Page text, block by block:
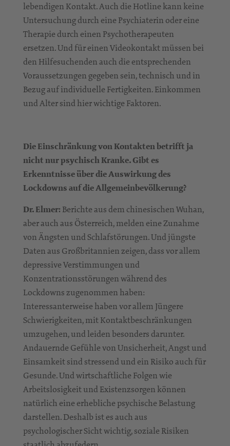
lebendigen Kontakt. Auch die Hotline kann keine
Untersuchung durch eine Psychiaterin oder eine
Therapie durch einen Psychotherapeuten
ersetzen. Und für einen Videokontakt müssen bei
den Hilfesuchenden auch die entsprechenden
Voraussetzungen gegeben sein, technisch und in
Bezug auf individuelle Fertigkeiten. Einkommen
und Alter sind hier wichtige Faktoren.
Die Einschränkung von Kontakten betrifft ja
nicht nur psychisch Kranke. Gibt es
Erkenntnisse über die Auswirkung des
Lockdowns auf die Allgemeinbevölkerung?
Dr. Elmer: Berichte aus dem chinesischen Wuhan,
aber auch aus Österreich, melden eine Zunahme
von Ängsten und Schlafstörungen. Und jüngste
Daten aus Großbritannien zeigen, dass vor allem
depressive Verstimmungen und
Konzentrationsstörungen während des
Lockdowns zugenommen haben:
Interessanterweise haben vor allem Jüngere
Schwierigkeiten, mit Kontaktbeschränkungen
umzugehen, und leiden besonders darunter.
Andauernde Gefühle von Unsicherheit, Angst und
Einsamkeit sind stressend und ein Risiko auch für
Gesunde. Und wirtschaftliche Folgen wie
Arbeitslosigkeit und Existenzsorgen können
natürlich eine erhebliche psychische Belastung
darstellen. Deshalb ist es auch aus
psychologischer Sicht wichtig, soziale Risiken